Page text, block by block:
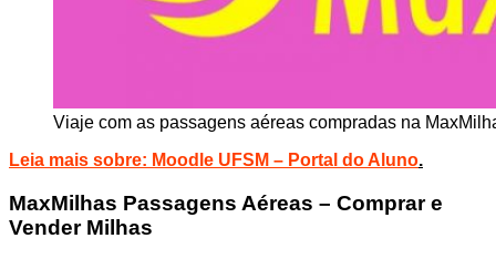
Viaje com as passagens aéreas compradas na
Leia mais sobre: Moodle UFSM – Portal do Aluno.
MaxMilhas Passagens Aéreas – Comprar e
Vender Milhas